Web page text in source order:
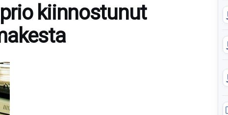
kiinnostunut